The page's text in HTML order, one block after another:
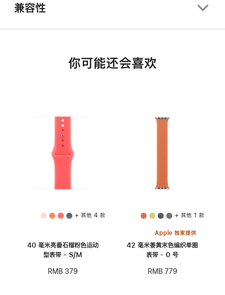
兼容性
你可能还会喜欢
+ 其他 4 款
40 毫米亮番石榴粉色运动
型表带 - S/M
RMB 379
+ 其他 1 款
Apple 独家提供
42 毫米姜黄末色编织单圈
表带 - 0 号
RMB 779